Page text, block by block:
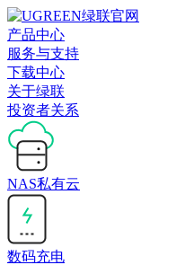
产品中心
服务与支持
下载中心
关于绿联
投资者关系
NAS私有云
数码充电